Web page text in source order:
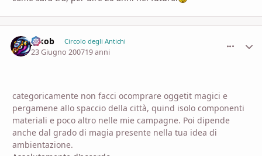
Jakob Circolo degli Antichi
23 Giugno 200719 anni
categoricamente non facci ocomprare oggetit magici e
pergamene allo spaccio della città, quind isolo componenti
materiali e poco altro nelle mie campagne. Poi dipende
anche dal grado di magia presente nella tua idea di
ambientazione.